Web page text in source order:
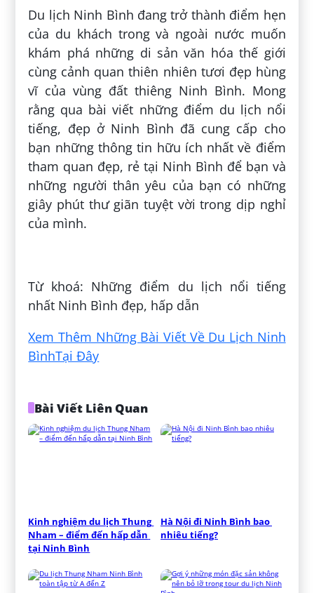
Du lịch Ninh Bình đang trở thành điểm hẹn
của du khách trong và ngoài nước muốn
khám phá những di sản văn hóa thế giới
cùng cảnh quan thiên nhiên tươi đẹp hùng
vĩ của vùng đất thiêng Ninh Bình. Mong
rằng qua bài viết những điểm du lịch nổi
tiếng, đẹp ở Ninh Bình đã cung cấp cho
bạn những thông tin hữu ích nhất về điểm
tham quan đẹp, rẻ tại Ninh Bình để bạn và
những người thân yêu của bạn có những
giây phút thư giãn tuyệt vời trong dịp nghỉ
của mình.
Từ khoá: Những điểm du lịch nổi tiếng
nhất Ninh Bình đẹp, hấp dẫn
Xem Thêm Những Bài Viết Về Du Lịch Ninh
BìnhTại Đây
Bài Viết Liên Quan
Kinh nghiệm du lịch Thung
Nham – điểm đến hấp dẫn
tại Ninh Bình
Hà Nội đi Ninh Bình bao
nhiêu tiếng?